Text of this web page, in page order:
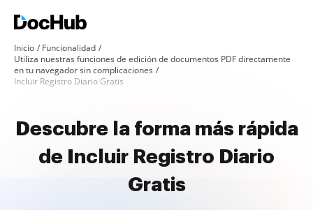
Inicio
Funcionalidad
Utiliza nuestras funciones de edición de documentos PDF directamente
en tu navegador sin complicaciones
Incluir Registro Diario Gratis
Descubre la forma más rápida
de Incluir Registro Diario
Gratis